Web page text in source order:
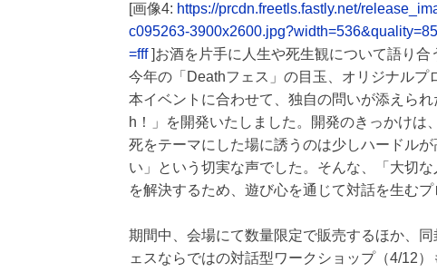
[画像4: https://prcdn.freetls.fastly.net/
c095263-
=fff]お酒を片手に人生や死生観について語り合
今年の「Deathフェス」の目玉、オリジナルプ
本イベントに合わせて、独自の問いが添えら
h！」を開発いたしました。開発のきっかけは
死をテーマにした場に誘うのは少しハードル
い」という切実な声でした。そんな、「大切
を解決するため、遊び心を通じて対話を生むプ
期間中、会場にて数量限定で販売するほか、
ェスならではの対話型ワークショップ（4/12